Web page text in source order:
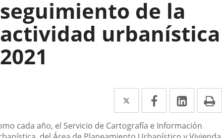
seguimiento de la
actividad urbanística
2021
Twitter
Enlace
a
una
Facebook
Enlace
a
una
Enlace
a
una
cada año, el Servicio de Cartografía e Información